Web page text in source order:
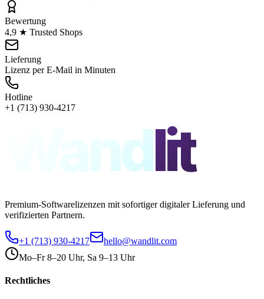
Bewertung
4,9 ★ Trusted Shops
Lieferung
Lizenz per E-Mail in Minuten
Hotline
+1 (713) 930-4217
Wandlit
Premium-Softwarelizenzen mit sofortiger digitaler Lieferung und
verifizierten Partnern.
+1 (713) 930-4217
hello@wandlit.com
Mo–Fr 8–20 Uhr, Sa 9–13 Uhr
Rechtliches